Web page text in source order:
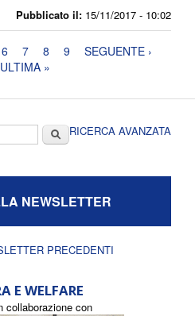
Pubblicato il: 15/11/2017 - 10:02
6 7 8 9
SEGUENTE ›
ULTIMA »
CercaRICERCA AVANZATA
NEWSLETTER
PRECEDENTI
E WELFARE
collaborazione con